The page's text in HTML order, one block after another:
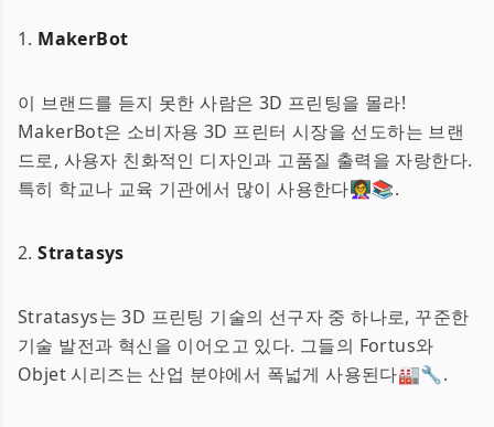
1. MakerBot
이 브랜드를 듣지 못한 사람은 3D 프린팅을 몰라!
MakerBot은 소비자용 3D 프린터 시장을 선도하는 브랜
드로, 사용자 친화적인 디자인과 고품질 출력을 자랑한다.
특히 학교나 교육 기관에서 많이 사용한다👩‍🏫📚.
2.Stratasys
Stratasys는 3D 프린팅 기술의 선구자 중 하나로, 꾸준한
기술 발전과 혁신을 이어오고 있다. 그들의 Fortus와
Objet 시리즈는 산업 분야에서 폭넓게 사용된다🏭🔧.